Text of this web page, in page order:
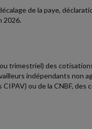
de la paye,
2026.
trimestriel) des
indépendants non
ou de la CNBF,